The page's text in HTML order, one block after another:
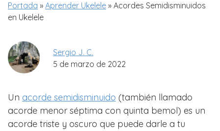
Portada » Aprender Ukelele » Acordes Semidisminuidos
en Ukelele
Sergio J. C.
5 de marzo de 2022
Un acorde semidisminuido (también llamado
acorde menor séptima con quinta bemol) es un
acorde triste y oscuro que puede darle a tu